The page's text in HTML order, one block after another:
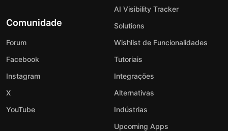
Comunidade
Forum
Facebook
Instagram
X
YouTube
AI Visibility Tracker
Solutions
Wishlist de Funcionalidades
Tutoriais
Integrações
Alternativas
Indústrias
Upcoming Apps